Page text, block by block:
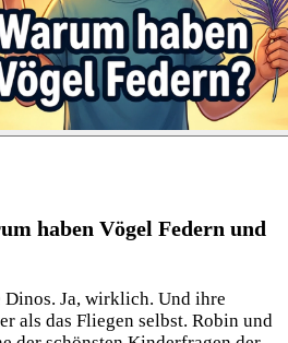
haben Vögel Federn und
Ja, wirklich. Und ihre
als das Fliegen selbst. Robin und